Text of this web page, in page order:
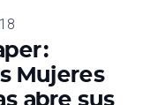
Mujeres
abre sus